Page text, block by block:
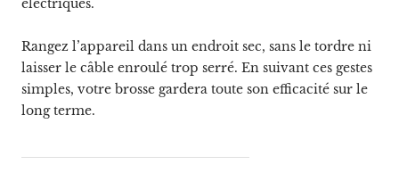
électriques.
Rangez l’appareil dans un endroit sec, sans le tordre ni
laisser le câble enroulé trop serré. En suivant ces gestes
simples, votre brosse gardera toute son efficacité sur le
long terme.